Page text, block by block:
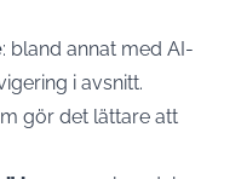
: bland annat med AI-
i avsnitt.
gör det lättare att